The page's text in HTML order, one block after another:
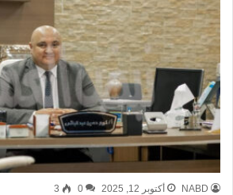
NABD أكتوبر 12, 2025 0
3